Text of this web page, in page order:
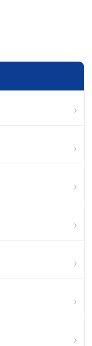
›
›
›
›
›
›
›